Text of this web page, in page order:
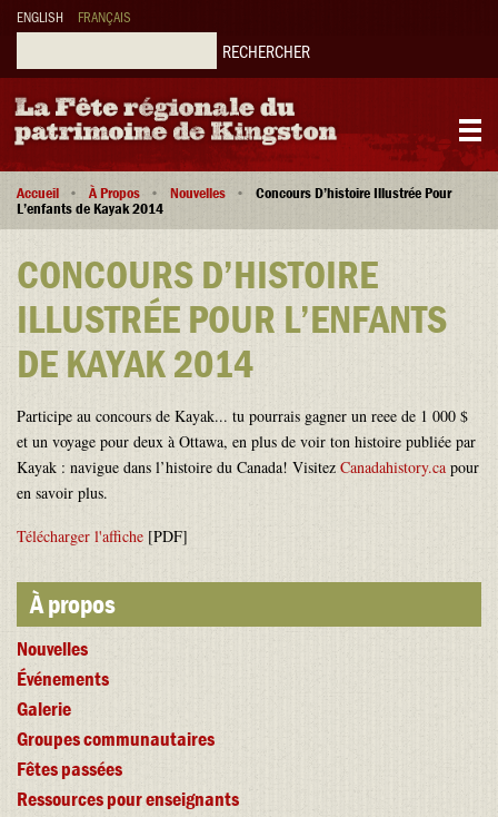
Aller
contenu
ENGLISH
FRANÇAIS
Main
navigation
Fil
d'Ariane
Accueil À Propos Nouvelles Concours D’histoire Illustrée Pour
L’enfants de Kayak 2014
CONCOURS D’HISTOIRE
ILLUSTRÉE POUR L’ENFANTS
DE KAYAK 2014
Participe au concours de Kayak... tu pourrais gagner un reee de 1 000 $
et un voyage pour deux à Ottawa, en plus de voir ton histoire publiée par
Kayak : navigue dans l’histoire du Canada! Visitez Canadahistory.ca pour
en savoir plus.
Télécharger l'affiche [PDF]
À propos
Nouvelles
Événements
Galerie
Groupes communautaires
Fêtes passées
Ressources pour enseignants